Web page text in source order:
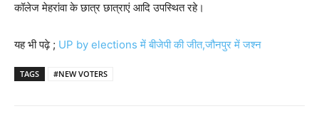
कॉलेज मेहरांवा के छात्र छात्राएं आदि उपस्थित रहे।
यह भी पढ़े ; UP by elections में बीजेपी की जीत,जौनपुर में जश्न
TAGS #NEW VOTERS